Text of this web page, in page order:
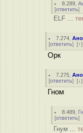
8.289 ,
[ответить]
ELF ...
7.274 ,
[ответить] [↑
Орк
7.275 ,
[ответить] [↓
Гном
8.489
[ответить]
Гнум ...